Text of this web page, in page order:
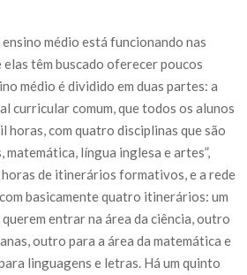
médio está funcionando nas
têm buscado oferecer poucos
médio é dividido em duas partes: a
curricular comum, que todos os alunos
horas, com quatro disciplinas que são
língua inglesa e artes”,
horas de itinerários formativos, e a rede
basicamente quatro itinerários: um
entrar na área da ciência, outro
outro para a área da matemática e
linguagens e letras. Há um quinto